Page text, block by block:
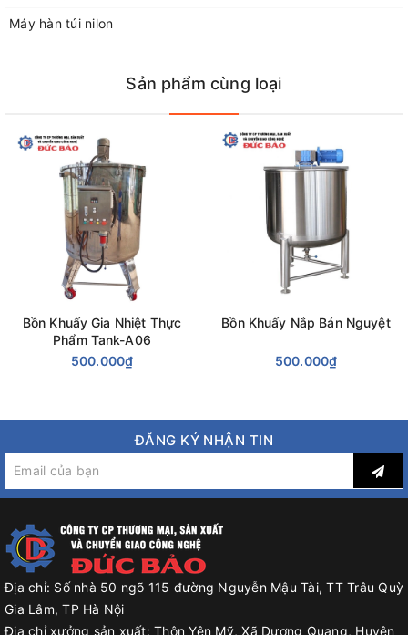
Fax: 02438712928
Máy hàn túi nilon
Sản phẩm cùng loại
Bồn Khuấy Gia Nhiệt Thực
Phẩm Tank-A06
500.000₫
Bồn Khuấy Nắp Bán Nguyệt
500.000₫
ĐĂNG KÝ NHẬN TIN
Địa chỉ: Số nhà 50 ngõ 115 đường Nguyễn Mậu Tài, TT Trâu Quỳ
Gia Lâm, TP Hà Nội
Địa chỉ xưởng sản xuất: Thôn Yên Mỹ, Xã Dương Quang, Huyện